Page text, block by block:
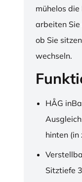
mühelos
arbeiten
ob Sie
wechseln.
HÅG
hinten
Sitztiefe